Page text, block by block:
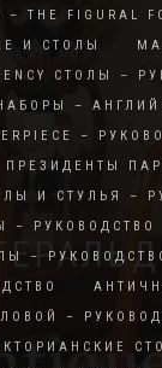
THE FIGURAL
И СТОЛЫ
СТОЛЫ –
НАБОРЫ –
–
И СТУЛЬЯ –
РУКОВОДСТВО
–
–